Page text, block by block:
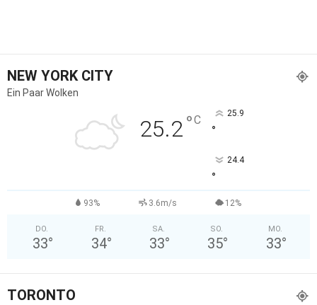
NEW YORK CITY
Ein Paar Wolken
25.2°C 25.9
°
24.4
°
93% 3.6m/s 12%
DO.
33°
FR.
34°
SA.
33°
SO.
35°
MO.
33°
TORONTO